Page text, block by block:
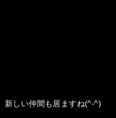
新しい仲間も居ますね(^-^)